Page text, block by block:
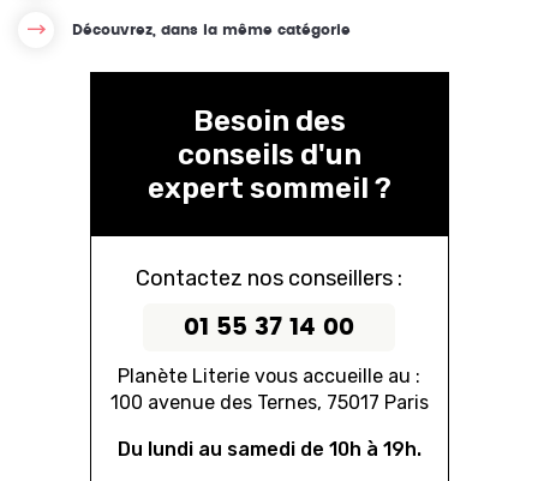
Découvrez, dans la même catégorie
Besoin des
conseils d'un
expert sommeil ?
Contactez nos conseillers :
01 55 37 14 00
Planète Literie vous accueille au :
100 avenue des Ternes, 75017 Paris
Du lundi au samedi de 10h à 19h.